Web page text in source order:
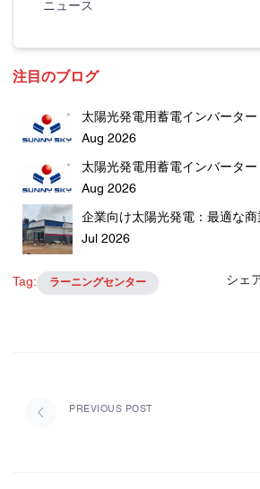
ニュース
注目のブログ
太陽光発電用蓄電インバーター
Aug 2026
太陽光発電用蓄電インバーター
Aug 2026
企業向け太陽光発電：最適な
Jul 2026
Tag: ラーニングセンター シェ
PREVIOUS POST